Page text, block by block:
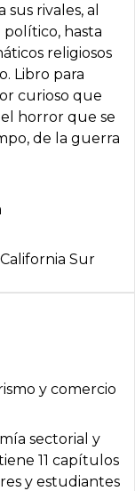
rivales, al
hasta
religiosos
Libro para
curioso que
horror que se
de la guerra
Sur
y comercio
sectorial y
11 capítulos
y estudiantes